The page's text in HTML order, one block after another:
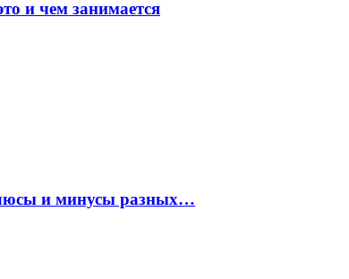
и чем занимается
и минусы разных…